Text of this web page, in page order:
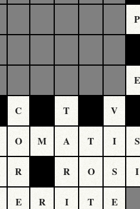
P
E
C T V
O M A T I S
R R O S I
E R I T E